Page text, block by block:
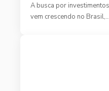
A busca por
vem crescendo no Brasil,…